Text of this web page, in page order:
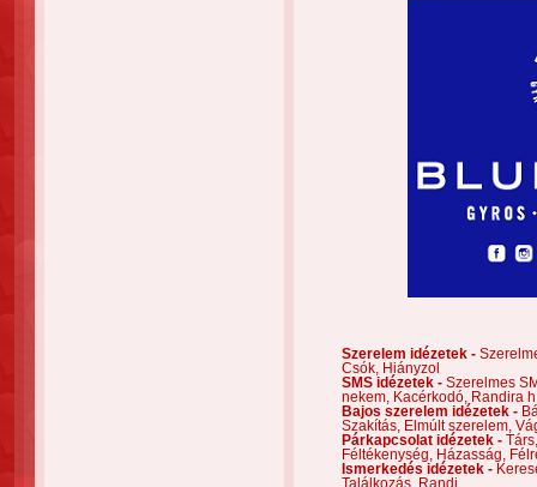
Szerelem idézetek -
Csók,
Hiányzol
SMS idézetek - Szerelmes
nekem,
Kacérkodó,
Randira
Bajos szerelem idézetek -
Szakítás,
Elmúlt szerelem,
Párkapcsolat idézetek -
Féltékenység,
Házasság,
Ismerkedés idézetek -
Találkozás,
Randi